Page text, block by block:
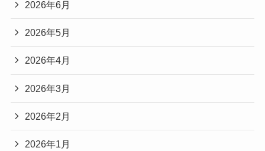
2026年6月
2026年5月
2026年4月
2026年3月
2026年2月
2026年1月